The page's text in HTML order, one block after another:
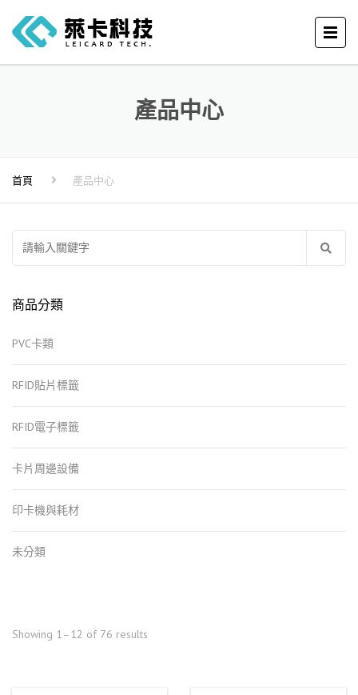
產品中心
首頁 產品中心
尋
鍵
商品分類
PVC卡類
RFID貼片標籤
RFID電子標籤
卡片周邊設備
印卡機與耗材
未分類
Showing 1–12 of 76 results